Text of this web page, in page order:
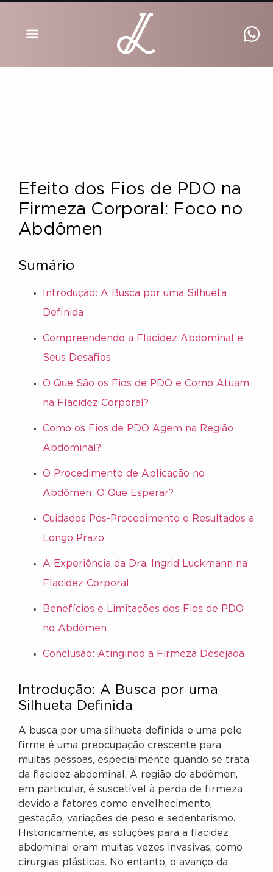
Efeito dos Fios de PDO na
Firmeza Corporal: Foco no
Abdômen
Sumário
Introdução: A Busca por uma Silhueta
Definida
Compreendendo a Flacidez Abdominal e
Seus Desafios
O Que São os Fios de PDO e Como Atuam
na Flacidez Corporal?
Como os Fios de PDO Agem na Região
Abdominal?
O Procedimento de Aplicação no
Abdômen: O Que Esperar?
Cuidados Pós-Procedimento e Resultados a
Longo Prazo
A Experiência da Dra. Ingrid Luckmann na
Flacidez Corporal
Benefícios e Limitações dos Fios de PDO
no Abdômen
Conclusão: Atingindo a Firmeza Desejada
Introdução: A Busca por uma
Silhueta Definida
A busca por uma silhueta definida e uma pele
firme é uma preocupação crescente para
muitas pessoas, especialmente quando se trata
da flacidez abdominal. A região do abdômen,
em particular, é suscetível à perda de firmeza
devido a fatores como envelhecimento,
gestação, variações de peso e sedentarismo.
Historicamente, as soluções para a flacidez
abdominal eram muitas vezes invasivas, como
cirurgias plásticas. No entanto, o avanço da